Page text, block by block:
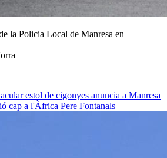
la Policia Local de Manresa en
estol de cigonyes anuncia a Manresa
cap a l'Àfrica Pere Fontanals